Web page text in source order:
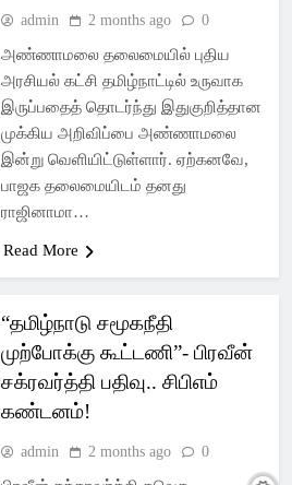
admin 2 months ago 0
அண்ணாமலை தலைமையில் புதிய
அரசியல் கட்சி தமிழ்நாட்டில் உருவாக
இருப்பதைத் தொடர்ந்து இதுகுறித்தான
முக்கிய அறிவிப்பை அண்ணாமலை
இன்று வெளியிட்டுள்ளார். ஏற்கனவே,
பாஜக தலைமையிடம் தனது
ராஜினாமா…
Read More
“தமிழ்நாடு சமூகநீதி
முற்போக்கு கூட்டணி”- பிரவீன்
சக்ரவர்த்தி பதிவு.. சிபிஎம்
கண்டனம்!
admin 2 months ago 0